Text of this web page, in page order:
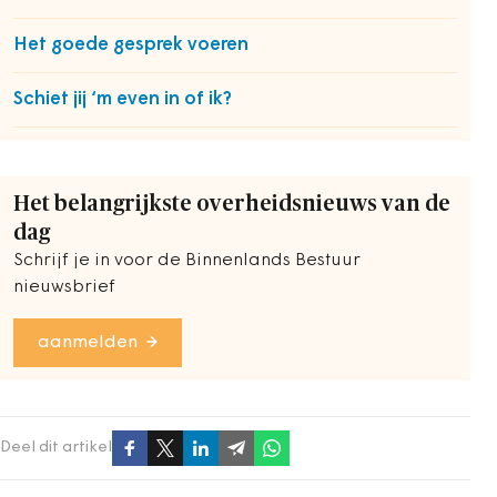
Het goede gesprek voeren
Schiet jij ‘m even in of ik?
Het belangrijkste overheidsnieuws van de
dag
Schrijf je in voor de Binnenlands Bestuur
nieuwsbrief
aanmelden
Deel dit artikel